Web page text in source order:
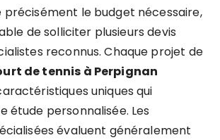
précisément le budget nécessaire,
de solliciter plusieurs devis
reconnus. Chaque projet de
de tennis à Perpignan
uniques qui
étude personnalisée. Les
évaluent généralement